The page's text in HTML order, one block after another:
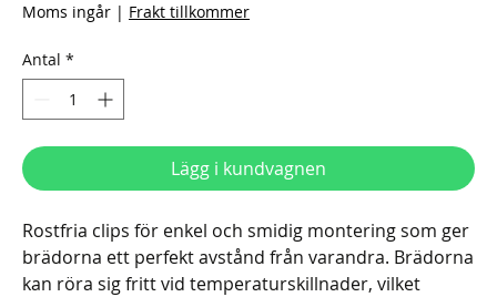
Moms ingår | Frakt tillkommer
Antal *
Lägg i kundvagnen
Rostfria clips för enkel och smidig montering som ger
brädorna ett perfekt avstånd från varandra. Brädorna
kan röra sig fritt vid temperaturskillnader, vilket